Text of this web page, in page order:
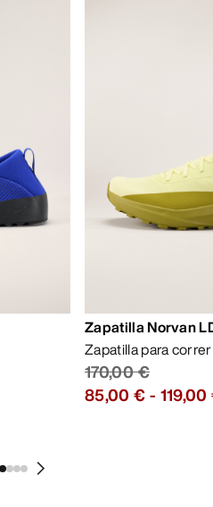
Zapatilla Norvan
Zapatilla para
170,00 €
85,00 €-